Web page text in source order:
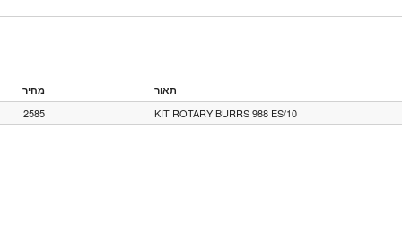
תאור מחיר
KIT ROTARY BURRS 988 ES/10
2585